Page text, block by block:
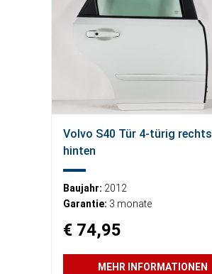
Volvo S40 Tür 4-türig rechts
hinten
Baujahr: 2012
Garantie: 3 monate
€ 74,95
MEHR INFORMATIONEN